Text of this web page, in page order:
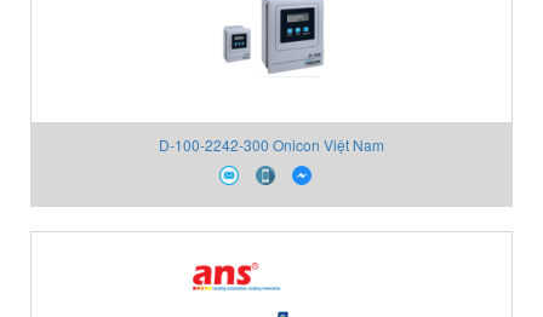
D-100-2242-300 Onicon Việt Nam